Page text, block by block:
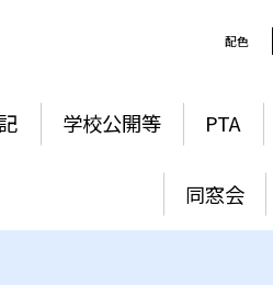
配色
学校公開等 PTA
同窓会